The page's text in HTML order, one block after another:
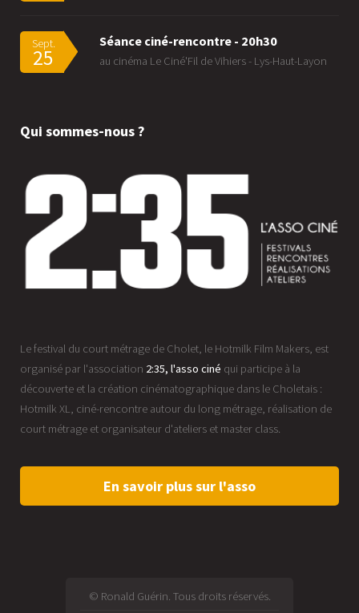
Sept.
25
Séance ciné-rencontre - 20h30
au cinéma Le Ciné'Fil de Vihiers - Lys-Haut-Layon
Qui sommes-nous ?
Le festival du court métrage de Cholet, le Hotmilk Film Makers, est
organisé par l'association 2:35, l'asso ciné qui participe à la
découverte et la création cinématographique dans le Choletais :
Hotmilk XL, ciné-rencontre autour du long métrage, réalisation de
court métrage et organisateur d'ateliers et master class.
En savoir plus sur l'asso
© Ronald Guérin. Tous droits réservés.